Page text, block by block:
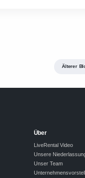
Älterer
Über
LiveRental Video
Unsere
Unser Team